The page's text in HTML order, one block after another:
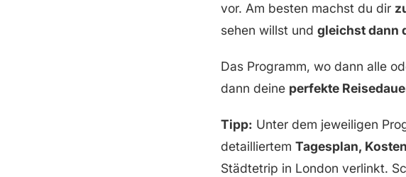
vor. Am besten machst du dir
sehen willst und gleichst dann
Das Programm, wo dann alle
dann deine perfekte
Tipp: Unter dem jeweiligen
detailliertem Tagesplan,
Städtetrip in London verlinkt.